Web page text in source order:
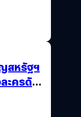
สหรัฐฯ
ะครดัง